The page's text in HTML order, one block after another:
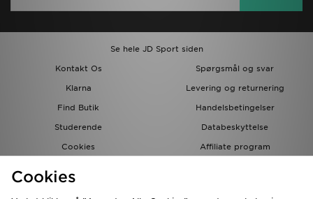
Se hele JD Sport siden
Kontakt Os
Spørgsmål og svar
Klarna
Levering og returnering
Find Butik
Handelsbetingelser
Studerende
Databeskyttelse
Cookies
Affiliate program
Cookies